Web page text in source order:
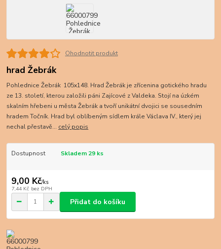
Ohodnotit produkt
hrad Žebrák
Pohlednice Žebrák 105x148. Hrad Žebrák je zřícenina gotického hradu
ze 13. století, kterou založili páni Zajícové z Valdeka. Stojí na úzkém
skalním hřebeni u města Žebrák a tvoří unikátní dvojici se sousedním
hradem Točník. Hrad byl oblíbeným sídlem krále Václava IV., který jej
nechal přestavě... celý popis
Dostupnost Skladem 29 ks
9,00 Kč/ks
7,44 Kč bez DPH
Přidat do košíku